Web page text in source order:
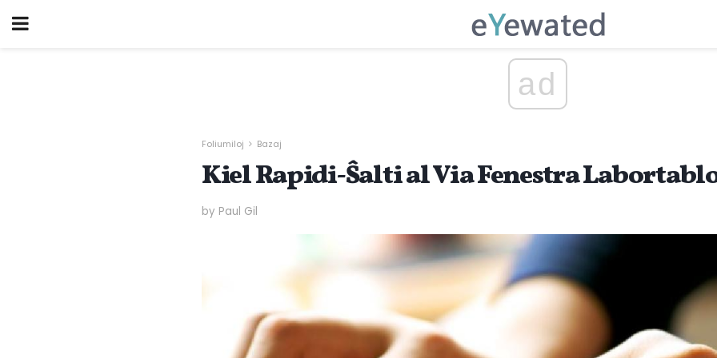
ad
Foliumiloj Bazaj
Kiel Rapidi-Ŝalti al Via Fenestra
by Paul Gil